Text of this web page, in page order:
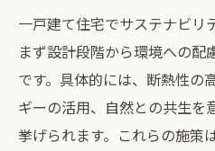
一戸建て住宅でサステナビリ
まず設計段階から環境への
です。具体的には、断熱性の
ギーの活用、自然との共生を
挙げられます。これらの施策